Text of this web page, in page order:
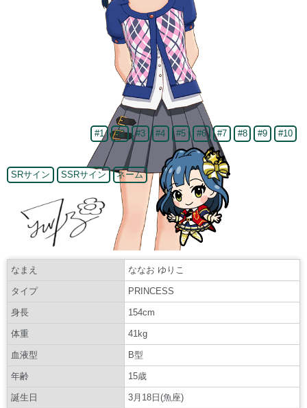
#1 #2 #3 #4 #5 #6 #7 #8 #9 #10
SRサイン SSRサイン ネーム
なまえ ななお ゆりこ
タイプ PRINCESS
身長 154cm
体重 41kg
血液型 B型
年齢 15歳
誕生日 3月18日(魚座)